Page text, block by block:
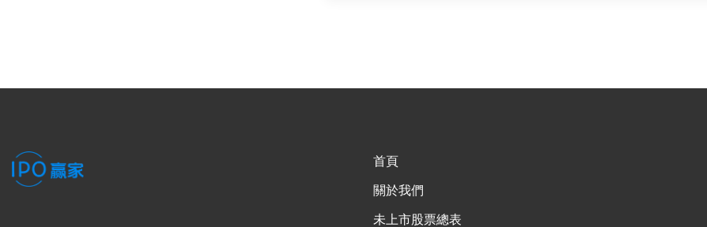
首頁
關於我們
未上市股票總表